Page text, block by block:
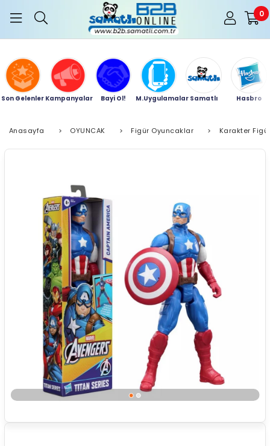
0
Son Gelenler Kampanyalar Bayi Ol! M.Uygulamalar Samatlı Hasbro
Anasayfa > OYUNCAK > Figür Oyuncaklar > Karakter